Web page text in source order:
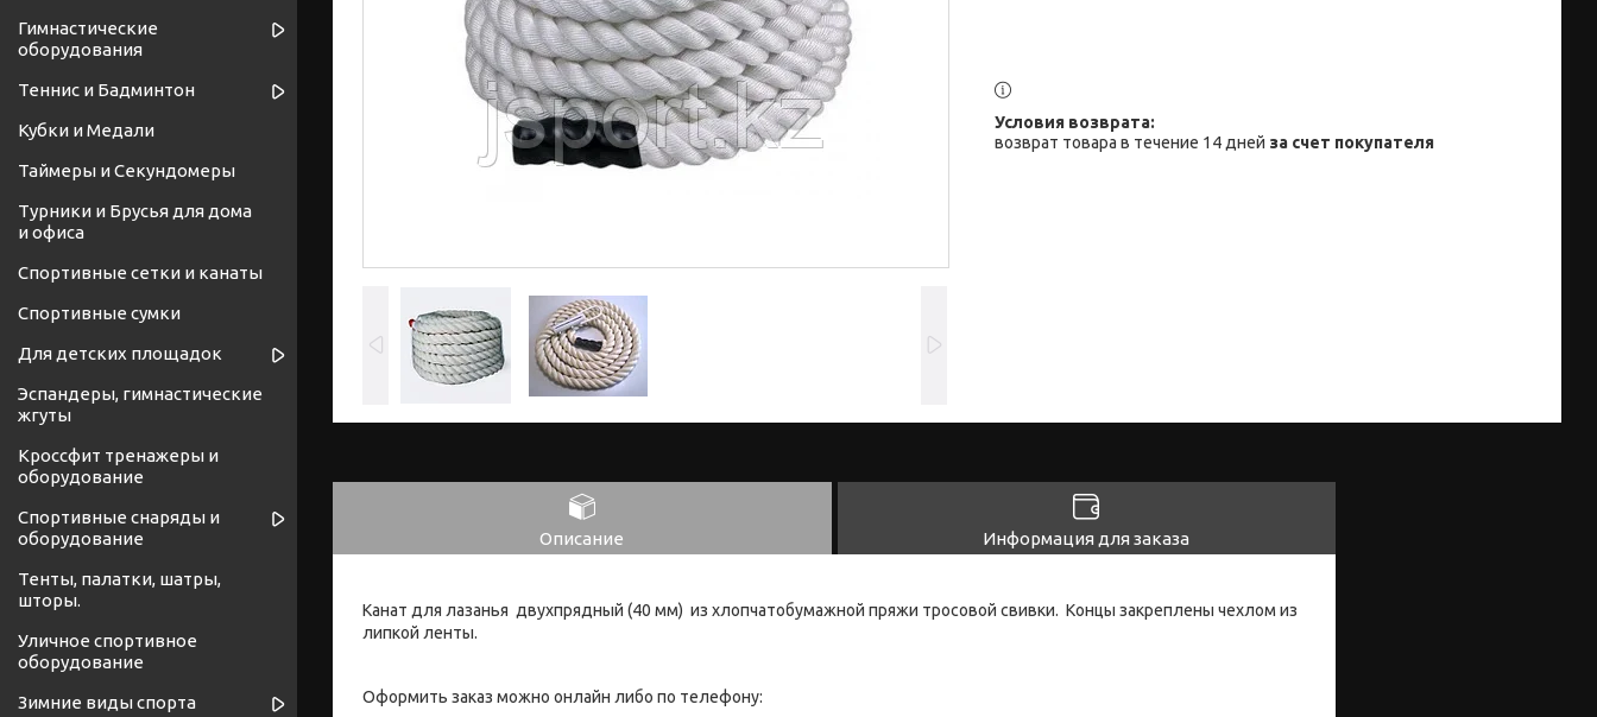
возврат товара в течение 14 дней за счет покупателя
Описание Информация для заказа
Канат для лазанья двухпрядный (40 мм) из хлопчатобумажной пряжи тросовой свивки. Концы закреплены чехлом из
липкой ленты.
Оформить заказ можно онлайн либо по телефону:
Гимнастические
оборудования
Теннис и Бадминтон
Кубки и Медали
Таймеры и Секундомеры
Турники и Брусья для дома
и офиса
Спортивные cетки и канаты
Спортивные сумки
Для детских площадок
Эспандеры, гимнастические
жгуты
Кроссфит тренажеры и
оборудование
Спортивные снаряды и
оборудование
Тенты, палатки, шатры,
шторы.
Уличное спортивное
оборудование
Зимние виды спорта